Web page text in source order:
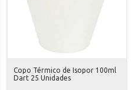
Copo Térmico de Isopor 100ml
Dart 25 Unidades